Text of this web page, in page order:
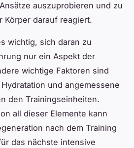
auszuprobieren und zu
Körper darauf reagiert.
wichtig, sich daran zu
nur ein Aspekt der
wichtige Faktoren sind
und angemessene
den Trainingseinheiten.
all dieser Elemente kann
nach dem Training
das nächste intensive